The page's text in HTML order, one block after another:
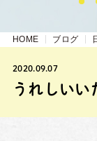
HOME ブログ
2020.09.07
うれしい